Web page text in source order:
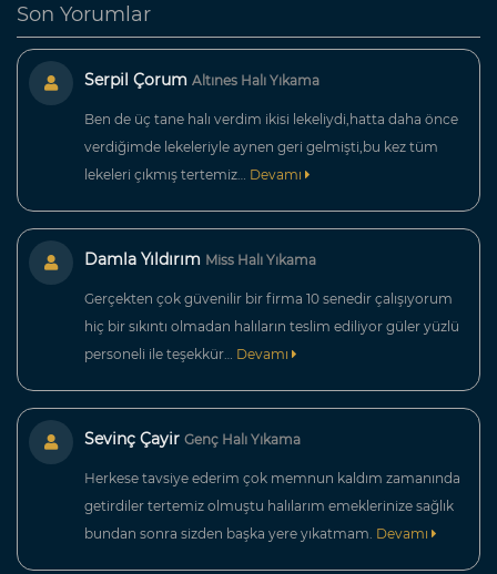
Son Yorumlar
Serpil Çorum Altınes Halı Yıkama
Ben de üç tane halı verdim ikisi lekeliydi,hatta daha önce
verdiğimde lekeleriyle aynen geri gelmişti,bu kez tüm
lekeleri çıkmış tertemiz… Devamı
Damla Yıldırım Miss Halı Yıkama
Gerçekten çok güvenilir bir firma 10 senedir çalışıyorum
hiç bir sıkıntı olmadan halıların teslim ediliyor güler yüzlü
personeli ile teşekkür… Devamı
Sevinç Çayir Genç Halı Yıkama
Herkese tavsiye ederim çok memnun kaldım zamanında
getirdiler tertemiz olmuştu halılarım emeklerinize sağlık
bundan sonra sizden başka yere yıkatmam. Devamı